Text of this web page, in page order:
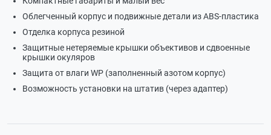
Облегченный корпус и подвижные детали из ABS-пластика
Отделка корпуса резиной
Защитные нетеряемые крышки объективов и сдвоенные
крышки окуляров
Защита от влаги WP (заполненный азотом корпус)
Возможность установки на штатив (через адаптер)